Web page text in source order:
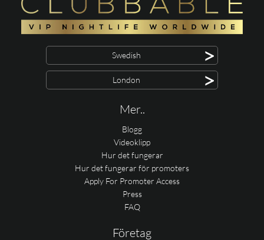
Swedish >
London >
Mer..
Blogg
Videoklipp
Hur det fungerar
Hur det fungerar för promoters
Apply For Promoter Access
Press
FAQ
Företag